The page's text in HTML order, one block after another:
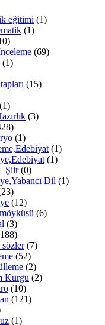
eğitimi (1)
(1)
(69)
(1)
(15)
(1)
(3)
(1)
(1)
(1)
Şiir (0)
Dil (1)
(12)
(6)
(3)
(7)
(52)
(2)
Kurgu (2)
(10)
(121)
(1)